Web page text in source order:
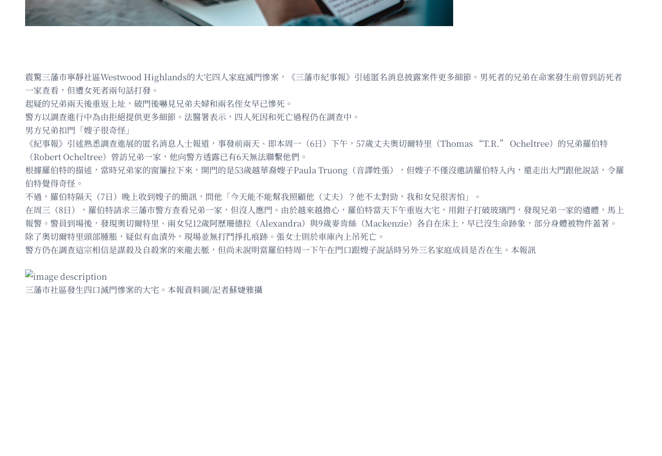
震驚三藩市寧靜社區Westwood Highlands的大宅四人家庭滅門慘案，《三藩市紀事報》引述匿名消息披露案件更多細節。男死者的兄弟在命案發生前曾到訪死者
一家查看，但遭女死者兩句話打發。
起疑的兄弟兩天後重返上址，破門後嚇見兄弟夫婦和兩名侄女早已慘死。
警方以調查進行中為由拒絕提供更多細節。法醫署表示，四人死因和死亡過程仍在調查中。
男方兄弟扣門「嫂子很奇怪」
《紀事報》引述熟悉調查進展的匿名消息人士報道，事發前兩天、即本周一（6日）下午，57歲丈夫奧切爾特里（Thomas “T.R.” Ocheltree）的兄弟羅伯特
（Robert Ocheltree）曾訪兄弟一家，他向警方透露已有6天無法聯繫他們。
根據羅伯特的描述，當時兄弟家的窗簾拉下來，開門的是53歲越華裔嫂子Paula Truong（音譯姓張），但嫂子不僅沒邀請羅伯特入內，還走出大門跟他說話，令羅
伯特覺得奇怪。
不過，羅伯特隔天（7日）晚上收到嫂子的簡訊，問他「今天能不能幫我照顧他（丈夫）？他不太對勁，我和女兒很害怕」。
在周三（8日），羅伯特請求三藩市警方查看兄弟一家，但沒人應門。由於越來越擔心，羅伯特當天下午重返大宅，用鉗子打破玻璃門，發現兄弟一家的遺體，馬上
報警。警員到場後，發現奧切爾特里、兩女兒12歲阿歷珊德拉（Alexandra）與9歲麥肯絲（Mackenzie）各自在床上，早已沒生命跡象，部分身體被物件蓋著。
除了奧切爾特里頭部腫脹，疑似有血漬外，現場並無打鬥掙扎痕跡。張女士則於車庫內上吊死亡。
警方仍在調查這宗相信是謀殺及自殺案的來龍去脈，但尚未說明當羅伯特周一下午在門口跟嫂子說話時另外三名家庭成員是否在生。本報訊
三藩市社區發生四口滅門慘案的大宅。本報資料圖/記者蘇婕雅攝